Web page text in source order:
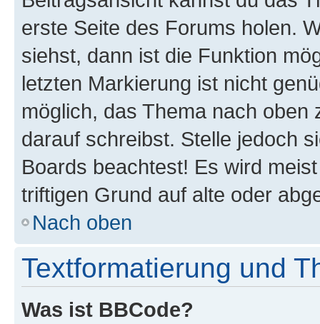
erste Seite des Forums holen.
siehst, dann ist die Funktion
letzten Markierung ist nicht
möglich, das Thema nach oben
darauf schreibst. Stelle jedoch
Boards beachtest! Es wird
triftigen Grund auf alte oder
Nach oben
Textformatierung und
Was ist BBCode?